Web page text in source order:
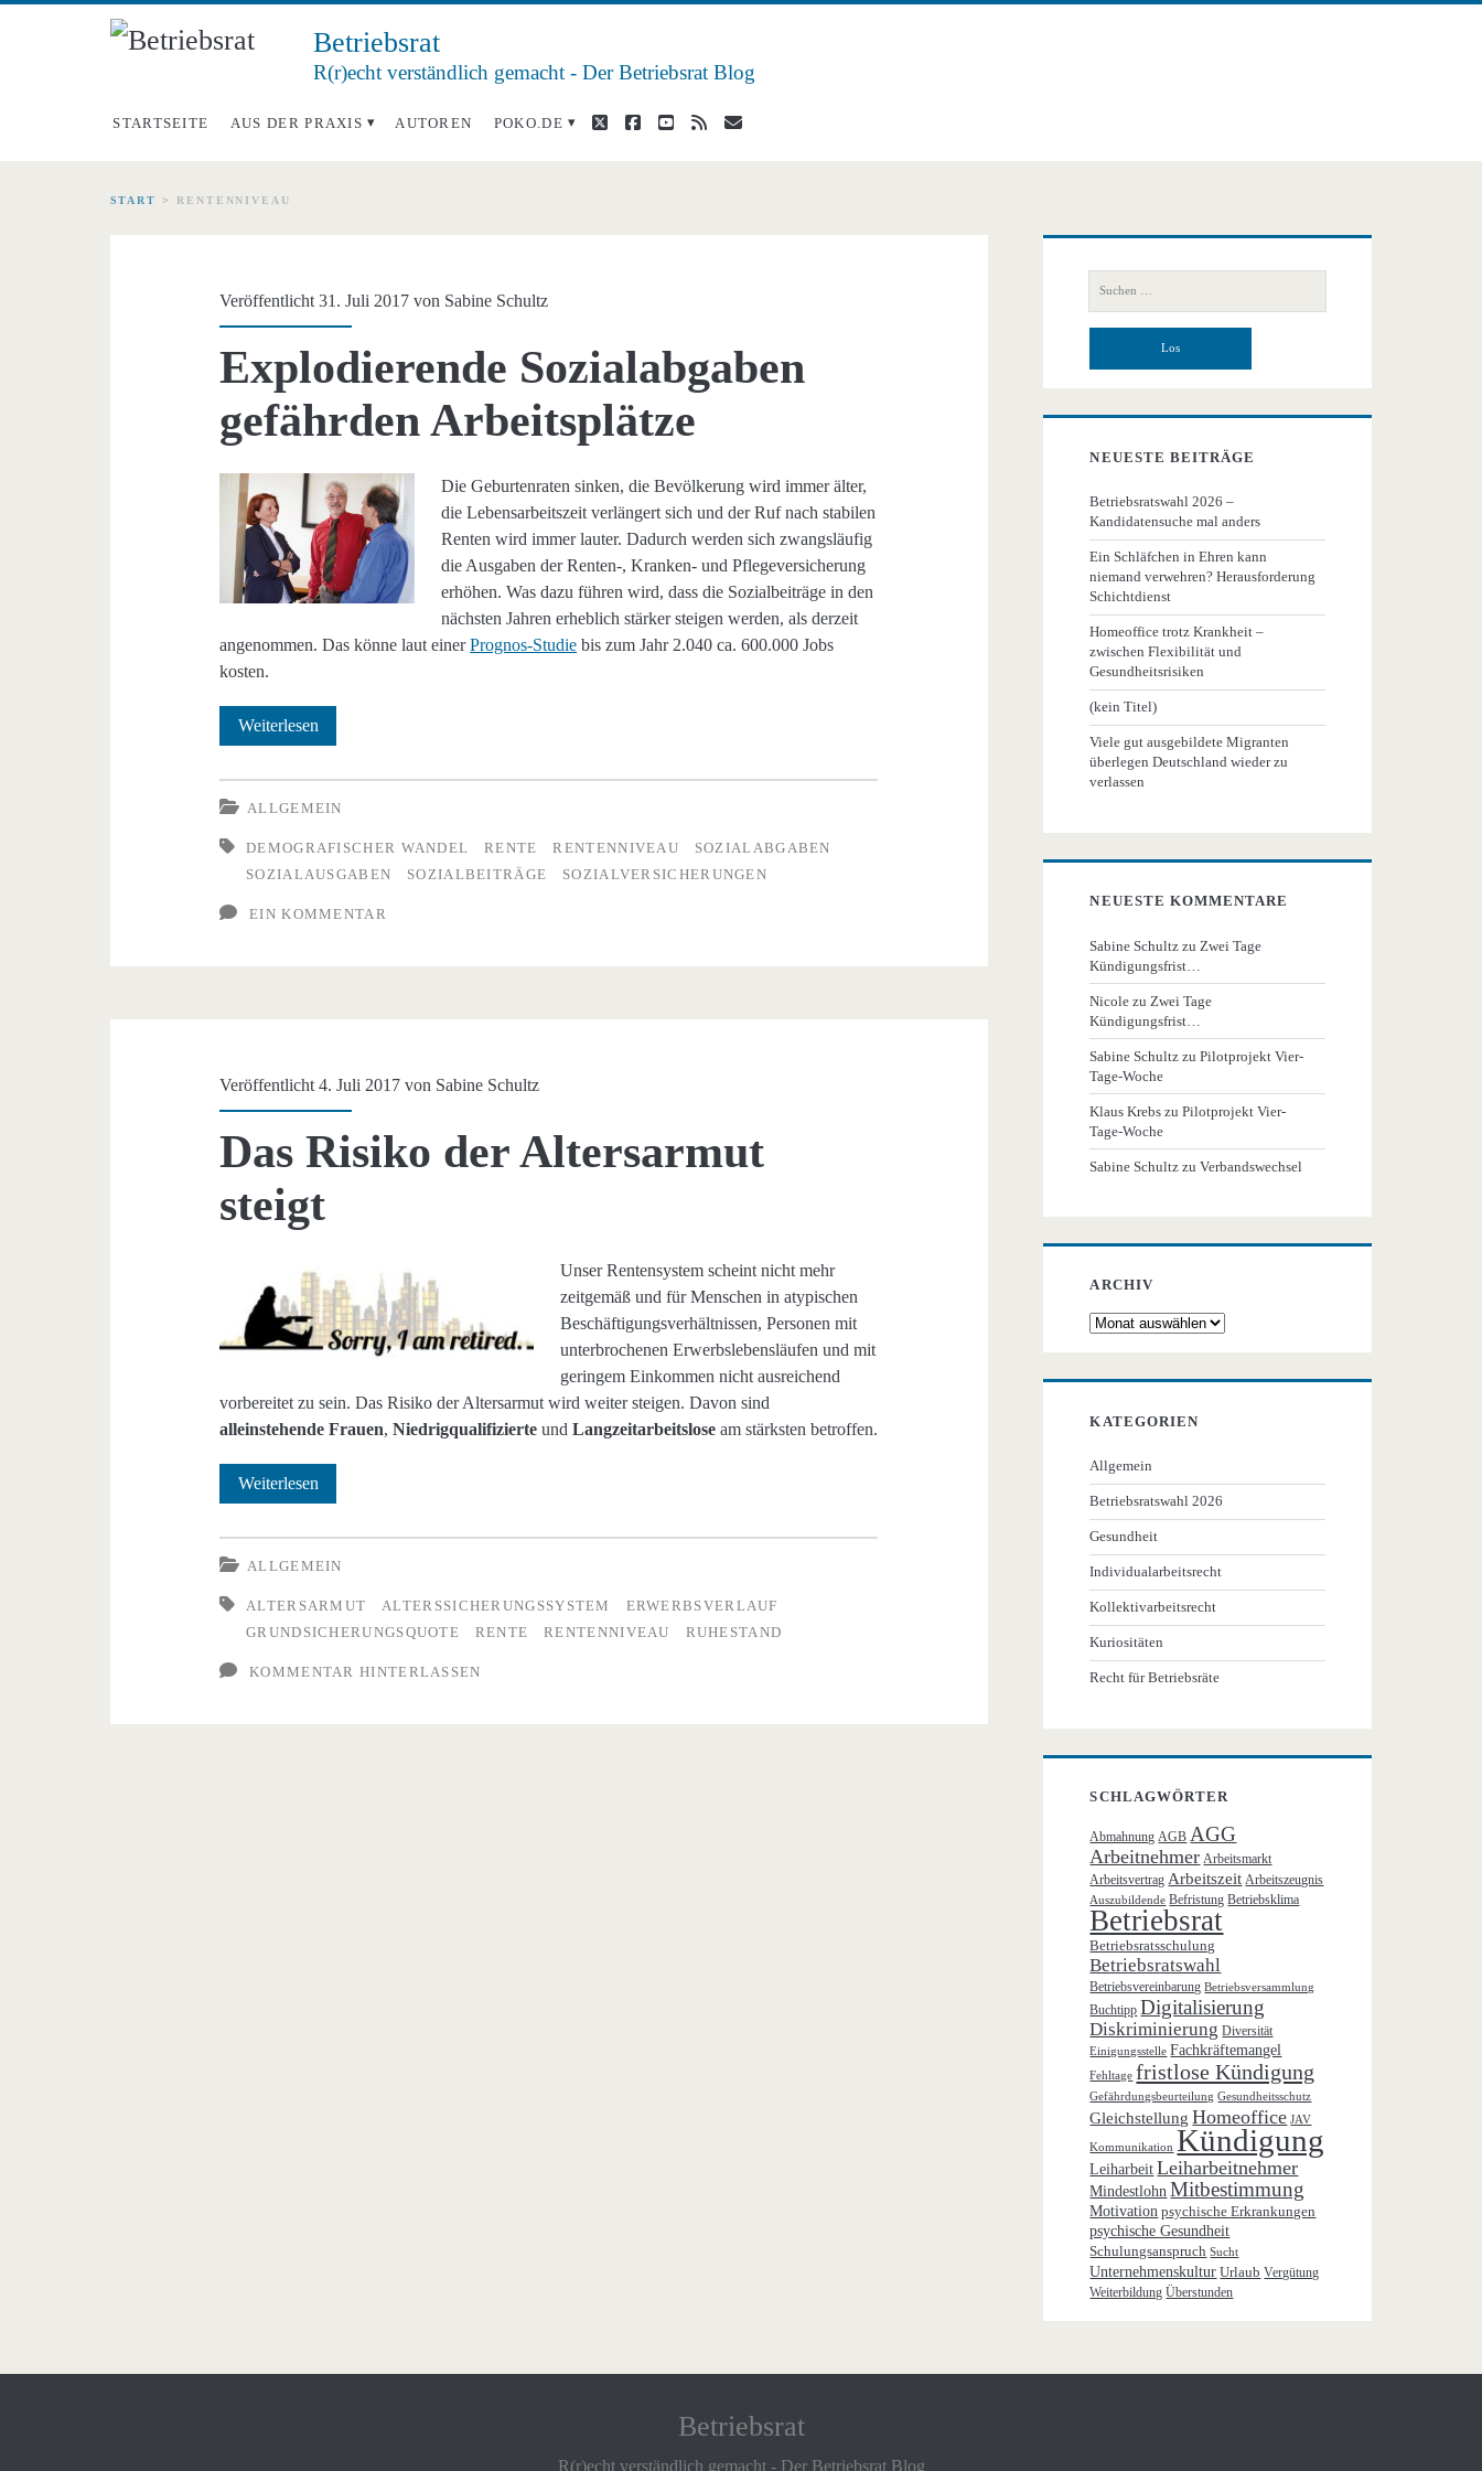
Betriebsrat
R(r)echt verständlich gemacht - Der Betriebsrat Blog
STARTSEITE AUS DER PRAXIS AUTOREN POKO.DE twitterfacebook
youtube
rss E-
START > RENTENNIVEAU
<span>Rentenniveau</span>
Veröffentlicht 31. Juli 2017 von Sabine Schultz
Explodierende Sozialabgaben
gefährden Arbeitsplätze
Die Geburtenraten sinken, die Bevölkerung wird immer älter,
die Lebensarbeitszeit verlängert sich und der Ruf nach stabilen
Renten wird immer lauter. Dadurch werden sich zwangsläufig
die Ausgaben der Renten-, Kranken- und Pflegeversicherung
erhöhen. Was dazu führen wird, dass die Sozialbeiträge in den
nächsten Jahren erheblich stärker steigen werden, als derzeit
angenommen. Das könne laut einerPrognos-Studie bis zum Jahr 2.040 ca. 600.000 Jobs
kosten.
WeiterlesenExplodierende
gefährden
Arbeitsplätze
ALLGEMEIN
DEMOGRAFISCHER WANDEL RENTE RENTENNIVEAU
SOZIALABGABEN
SOZIALAUSGABEN
SOZIALBEITRÄGE SOZIALVERSICHERUNGEN
EIN KOMMENTAR
Veröffentlicht 4. Juli 2017 von Sabine Schultz
Das Risiko der Altersarmut
steigt
Unser Rentensystem scheint nicht mehr
zeitgemäß und für Menschen in atypischen
Beschäftigungsverhältnissen, Personen mit
unterbrochenen Erwerbslebensläufen und mit
geringem Einkommen nicht ausreichend
vorbereitet zu sein. Das Risiko der Altersarmut wird weiter steigen. Davon sind
alleinstehende Frauen,Niedrigqualifizierte undLangzeitarbeitslose am stärksten betroffen.
WeiterlesenDas
der
Altersarmut
steigt
ALLGEMEIN
ALTERSARMUT ALTERSSICHERUNGSSYSTEM
ERWERBSVERLAUF
GRUNDSICHERUNGSQUOTE
RENTE RENTENNIVEAU RUHESTAND
KOMMENTAR HINTERLASSEN
Primäre
Seitenleiste
nach:
NEUESTE BEITRÄGE
Betriebsratswahl 2026 –
Kandidatensuche mal anders
Ein Schläfchen in Ehren kann
niemand verwehren? Herausforderung
Schichtdienst
Homeoffice trotz Krankheit –
zwischen Flexibilität und
Gesundheitsrisiken
(kein Titel)
Viele gut ausgebildete Migranten
überlegen Deutschland wieder zu
verlassen
NEUESTE KOMMENTARE
Sabine Schultz zu Zwei Tage
Kündigungsfrist…
Nicole zu Zwei Tage
Kündigungsfrist…
Sabine Schultz zuPilotprojekt Vier-
Tage-Woche
Klaus Krebs zuPilotprojekt Vier-
Tage-Woche
Sabine Schultz zuVerbandswechsel
ARCHIV
Archiv
KATEGORIEN
Allgemein
Betriebsratswahl 2026
Gesundheit
Individualarbeitsrecht
Kollektivarbeitsrecht
Kuriositäten
Recht für Betriebsräte
SCHLAGWÖRTER
Abmahnung AGB AGG
Arbeitnehmer Arbeitsmarkt
Arbeitsvertrag Arbeitszeit Arbeitszeugnis
Auszubildende Befristung Betriebsklima
Betriebsrat
Betriebsratsschulung
Betriebsratswahl
Betriebsvereinbarung Betriebsversammlung
Buchtipp Digitalisierung
Diskriminierung Diversität
Einigungsstelle Fachkräftemangel
Fehltage fristlose Kündigung
Gefährdungsbeurteilung Gesundheitsschutz
Gleichstellung Homeoffice JAV
Kommunikation Kündigung
Leiharbeit Leiharbeitnehmer
Mindestlohn Mitbestimmung
Motivation psychische Erkrankungen
psychische Gesundheit
Schulungsanspruch Sucht
Unternehmenskultur Urlaub Vergütung
Weiterbildung Überstunden
Betriebsrat
R(r)echt verständlich gemacht - Der Betriebsrat Blog